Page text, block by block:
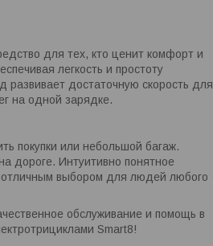
для тех, кто ценит комфорт и
легкость и простоту
достаточную скорость для
на одной зарядке.
покупки или небольшой багаж.
дороге. Интуитивно понятное
выбором для людей любого
обслуживание и помощь в
Smart8!